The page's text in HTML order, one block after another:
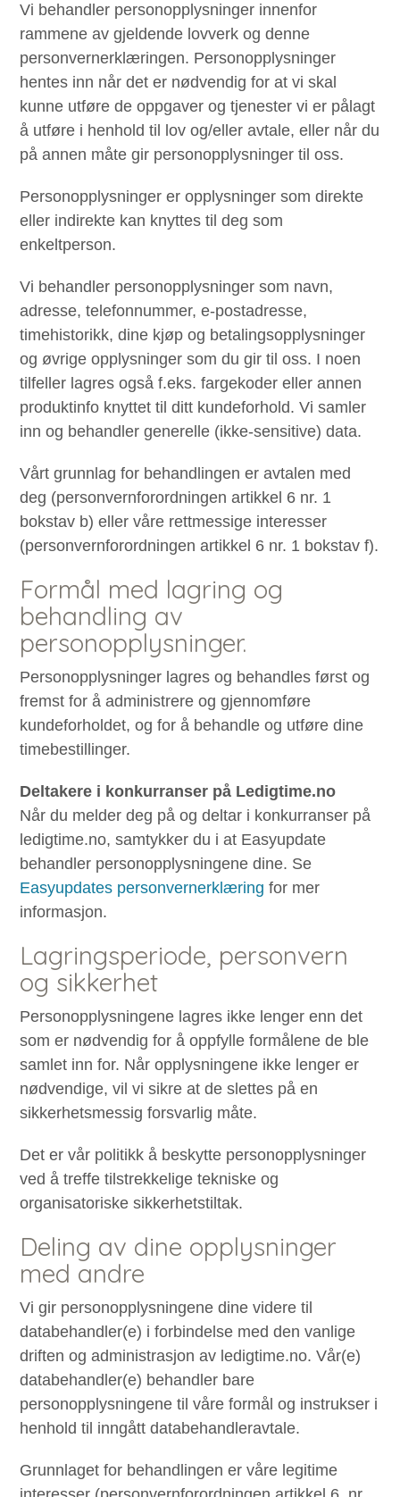
Vi behandler personopplysninger innenfor
rammene av gjeldende lovverk og denne
personvernerklæringen. Personopplysninger
hentes inn når det er nødvendig for at vi skal
kunne utføre de oppgaver og tjenester vi er pålagt
å utføre i henhold til lov og/eller avtale, eller når du
på annen måte gir personopplysninger til oss.
Personopplysninger er opplysninger som direkte
eller indirekte kan knyttes til deg som
enkeltperson.
Vi behandler personopplysninger som navn,
adresse, telefonnummer, e-postadresse,
timehistorikk, dine kjøp og betalingsopplysninger
og øvrige opplysninger som du gir til oss. I noen
tilfeller lagres også f.eks. fargekoder eller annen
produktinfo knyttet til ditt kundeforhold. Vi samler
inn og behandler generelle (ikke-sensitive) data.
Vårt grunnlag for behandlingen er avtalen med
deg (personvernforordningen artikkel 6 nr. 1
bokstav b) eller våre rettmessige interesser
(personvernforordningen artikkel 6 nr. 1 bokstav f).
Formål med lagring og
behandling av
personopplysninger.
Personopplysninger lagres og behandles først og
fremst for å administrere og gjennomføre
kundeforholdet, og for å behandle og utføre dine
timebestillinger.
Deltakere i konkurranser på Ledigtime.no
Når du melder deg på og deltar i konkurranser på
ledigtime.no, samtykker du i at Easyupdate
behandler personopplysningene dine. Se
Easyupdates personvernerklæring for mer
informasjon.
Lagringsperiode, personvern
og sikkerhet
Personopplysningene lagres ikke lenger enn det
som er nødvendig for å oppfylle formålene de ble
samlet inn for. Når opplysningene ikke lenger er
nødvendige, vil vi sikre at de slettes på en
sikkerhetsmessig forsvarlig måte.
Det er vår politikk å beskytte personopplysninger
ved å treffe tilstrekkelige tekniske og
organisatoriske sikkerhetstiltak.
Deling av dine opplysninger
med andre
Vi gir personopplysningene dine videre til
databehandler(e) i forbindelse med den vanlige
driften og administrasjon av ledigtime.no. Vår(e)
databehandler(e) behandler bare
personopplysningene til våre formål og instrukser i
henhold til inngått databehandleravtale.
Grunnlaget for behandlingen er våre legitime